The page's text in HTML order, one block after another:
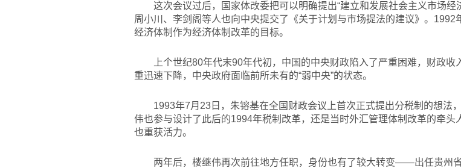
这次会议过后，国家体改委把可以明确提出“建立和发展社会主义市场经
周小川、李剑阁等人也向中央提交了《关于计划与市场提法的建议》。
经济体制作为经济体制改革的目标。
上个世纪80年代末90年代初，中国的中央财政陷入了严重困难，财政
重迅速下降，中央政府面临前所未有的“弱中央”的状态。
1993年7月23日，朱镕基在全国财政会议上首次正式提出分税制的想法
伟也参与设计了此后的1994年税制改革，还是当时外汇管理体制改革的牵
也重获活力。
两年后，楼继伟再次前往地方任职，身份也有了较大转变——出任贵州